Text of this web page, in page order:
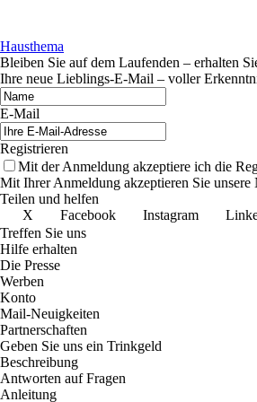
Hausthema
Bleiben Sie auf dem Laufenden – erhalten
Ihre neue Lieblings-E-Mail – voller
E-Mail
Registrieren
Mit der Anmeldung akzeptiere ich die
Mit Ihrer Anmeldung akzeptieren Sie
Teilen und helfen
X
Facebook Instagram
Treffen Sie uns
Hilfe erhalten
Die Presse
Werben
Konto
Mail-Neuigkeiten
Partnerschaften
Geben Sie uns ein Trinkgeld
Beschreibung
Antworten auf Fragen
Anleitung